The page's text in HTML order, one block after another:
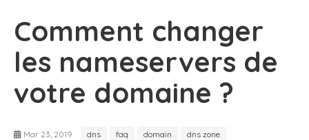
Comment changer
les nameservers de
votre domaine ?
Mar 23, 2019 dns faq domain dns zone